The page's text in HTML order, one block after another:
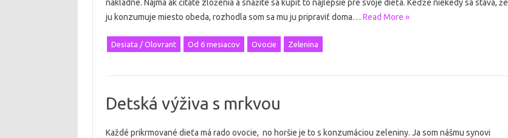
nákladné. Najmä ak čítate zloženia a snažíte sa kúpiť to najlepšie pre svoje dieťa. Keďže niekedy sa stáva, že
ju konzumuje miesto obeda, rozhodla som sa mu ju pripraviť doma… Read More »
Desiata / Olovrant Od 6 mesiacov Ovocie Zelenina
Detská výživa s mrkvou
Každé prikrmované dieťa má rado ovocie, no horšie je to s konzumáciou zeleniny. Ja som nášmu synovi